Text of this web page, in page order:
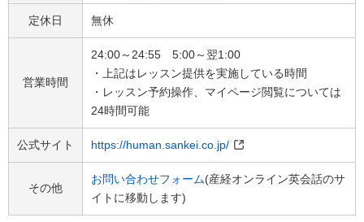
定休日 無休
営業時間
24:00～24:55 5:00～翌1:00
・上記はレッスン提供を実施している時間
・レッスン予約操作、マイページ閲覧については
24時間可能
公式サイト https://human.sankei.co.jp/
その他
お問い合わせフォーム(産経オンライン英会話のサ
イトに移動します)